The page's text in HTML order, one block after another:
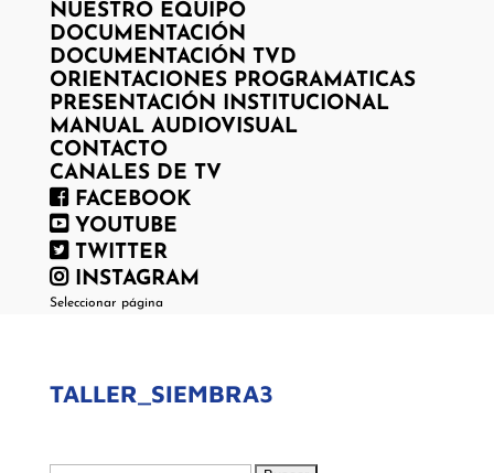
NUESTRO EQUIPO
DOCUMENTACIÓN
DOCUMENTACIÓN TVD
ORIENTACIONES PROGRAMATICAS
PRESENTACIÓN INSTITUCIONAL
MANUAL AUDIOVISUAL
CONTACTO
CANALES DE TV
FACEBOOK
YOUTUBE
TWITTER
INSTAGRAM
Seleccionar página
TALLER_SIEMBRA3